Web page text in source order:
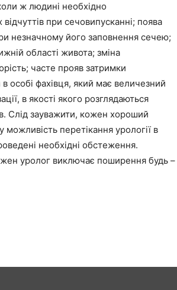
ж людині необхідно
при сечовипусканні; поява
незначному його заповнення сечею;
області живота; зміна
часте прояв затримки
особі фахівця, який має величезний
в якості якого розглядаються
Слід зауважити, кожен хороший
перетікання урології в
необхідні обстеження.
уролог виключає поширення будь –